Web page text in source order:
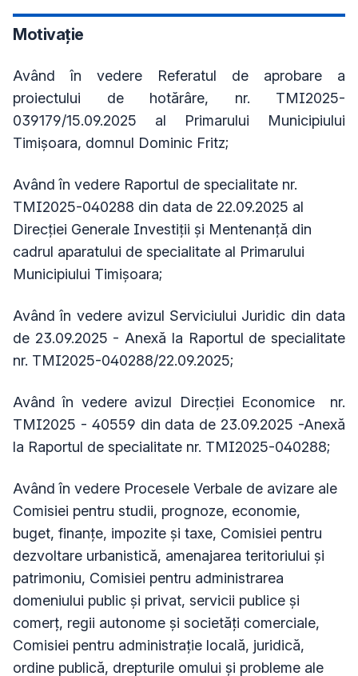
Motivație
Având în vedere Referatul de aprobare a
proiectului de hotărâre, nr. TMI2025-
039179/15.09.2025 al Primarului Municipiului
Timişoara, domnul Dominic Fritz;
Având în vedere Raportul de specialitate nr.
TMI2025-040288 din data de 22.09.2025 al
Direcției Generale Investiții și Mentenanță din
cadrul aparatului de specialitate al Primarului
Municipiului Timişoara;
Având în vedere avizul Serviciului Juridic din data
de 23.09.2025 - Anexă la Raportul de specialitate
nr. TMI2025-040288/22.09.2025;
Având în vedere avizul Direcţiei Economice nr.
TMI2025 - 40559 din data de 23.09.2025 -Anexă
la Raportul de specialitate nr. TMI2025-040288;
Având în vedere Procesele Verbale de avizare ale
Comisiei pentru studii, prognoze, economie,
buget, finanţe, impozite şi taxe, Comisiei pentru
dezvoltare urbanistică, amenajarea teritoriului şi
patrimoniu, Comisiei pentru administrarea
domeniului public şi privat, servicii publice şi
comerţ, regii autonome şi societăţi comerciale,
Comisiei pentru administraţie locală, juridică,
ordine publică, drepturile omului şi probleme ale